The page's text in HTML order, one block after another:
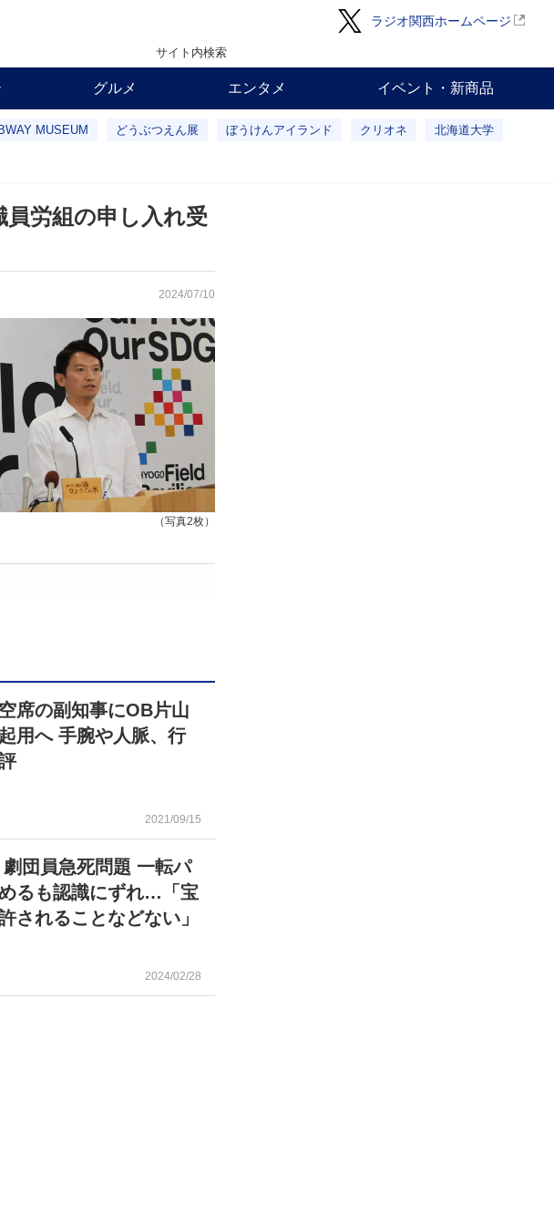
ラジオ関西ホームページ
サイト内検索
グルメ エンタメ イベント・新商品
MUSEUM どうぶつえん展 ぼうけんアイランド クリオネ 北海道大学
労組の申し入れ受
2024/07/10
（写真2枚）
席の副知事にOB片山
用へ 手腕や人脈、行
2021/09/15
団員急死問題 一転パ
るも認識にずれ…「宝
されることなどない」
2024/02/28